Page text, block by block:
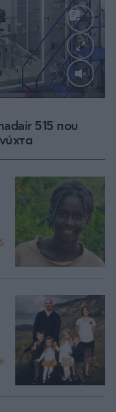
515 που